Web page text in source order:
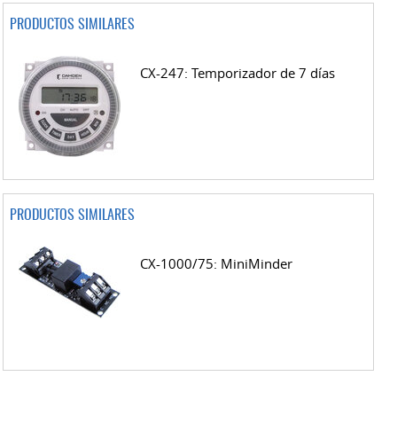
PRODUCTOS SIMILARES
CX-247: Temporizador de 7 días
PRODUCTOS SIMILARES
CX-1000/75: MiniMinder